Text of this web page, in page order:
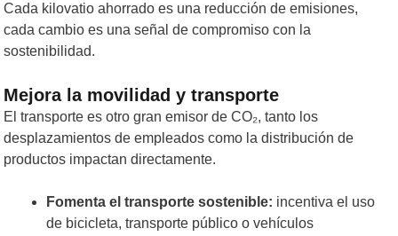
Cada kilovatio ahorrado es una reducción de emisiones,
cada cambio es una señal de compromiso con la
sostenibilidad.
Mejora la movilidad y transporte
El transporte es otro gran emisor de CO₂, tanto los
desplazamientos de empleados como la distribución de
productos impactan directamente.
Fomenta el transporte sostenible: incentiva el uso
de bicicleta, transporte público o vehículos